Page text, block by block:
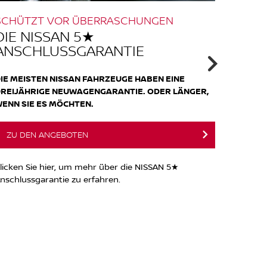
VOR ÜBERRASCHUNGEN
NISSAN 5★
MEISTEN NISSAN FAHRZEUGE HABEN EINE
NEUWAGENGARANTIE. ODER LÄNGER,
SIE ES MÖCHTEN.
ZU DEN ANGEBOTEN
Sie hier, um mehr über die NISSAN 5★
zu erfahren.